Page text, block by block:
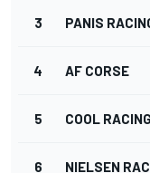
3 PANIS
4 AF CORSE
5 COOL RACING
6 NIELSEN